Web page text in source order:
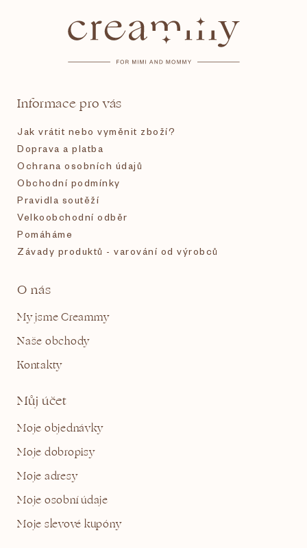
Informace pro vás
Jak vrátit nebo vyměnit zboží?
Doprava a platba
Ochrana osobních údajů
Obchodní podmínky
Pravidla soutěží
Velkoobchodní odběr
Pomáháme
Závady produktů - varování od výrobců
O nás
My jsme Creammy
Naše obchody
Kontakty
Můj účet
Moje objednávky
Moje dobropisy
Moje adresy
Moje osobní údaje
Moje slevové kupóny